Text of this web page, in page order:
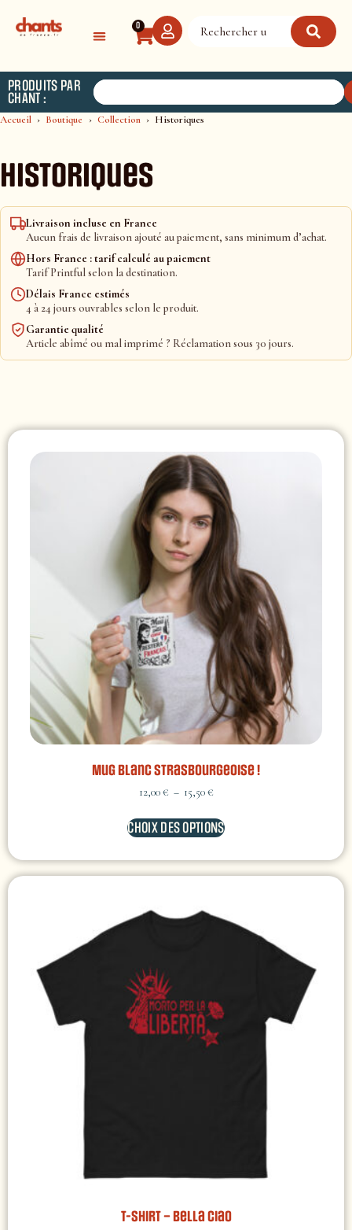
0
PRODUITS PAR
CHANT :
Accueil Boutique Collection Historiques
Historiques
Livraison incluse en France
Aucun frais de livraison ajouté au paiement, sans minimum d’achat.
Hors France : tarif calculé au paiement
Tarif Printful selon la destination.
Délais France estimés
4 à 24 jours ouvrables selon le produit.
Garantie qualité
Article abîmé ou mal imprimé ? Réclamation sous 30 jours.
Mug Blanc Strasbourgeoise !
12,00€ – 15,50€
CHOIX DES OPTIONS
T-shirt – Bella Ciao